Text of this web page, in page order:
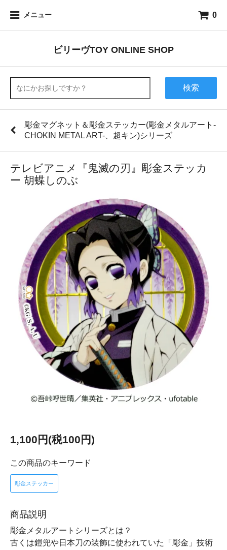
メニュー 0
ビリーヴTOY ONLINE SHOP
検索
彫金マグネット＆彫金ステッカー(彫金メタルアート-
CHOKIN METAL ART-、超キン)シリーズ
テレビアニメ『鬼滅の刃』彫金ステッカ
ー 胡蝶しのぶ
1,100円(税100円)
この商品のキーワード
彫金ステッカー
商品説明
彫金メタルアートシリーズとは？
古くは鎧兜や日本刀の装飾に使われていた「彫金」技術